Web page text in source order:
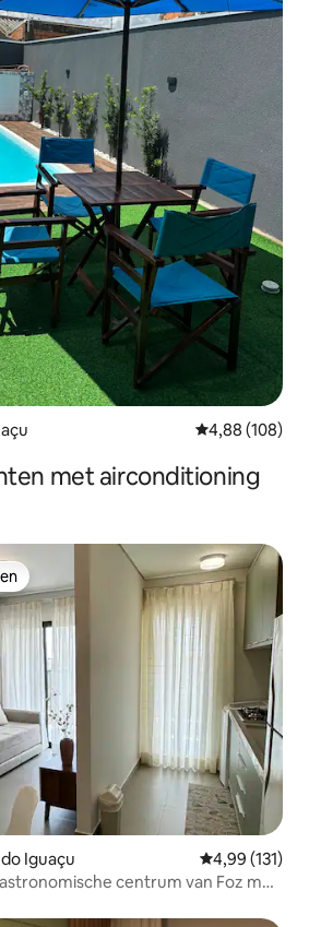
Gemiddelde
4,88 (108)
met airconditioning
Iguaçu Gemiddelde
4,99 (131)
centrum van Foz met